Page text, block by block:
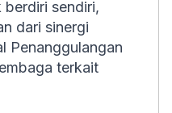
berdiri sendiri,
dari sinergi
Penanggulangan
terkait